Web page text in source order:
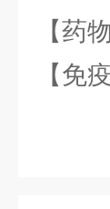
【药
【免